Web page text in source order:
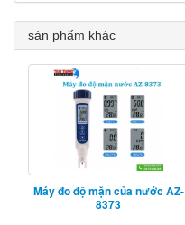
sản phẩm khác
Máy đo độ mặn của nước AZ-
8373